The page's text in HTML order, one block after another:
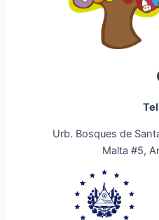
Urb. Bosques de
Malta #5,